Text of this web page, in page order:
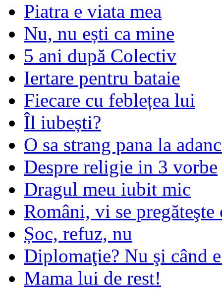
Piatra e viata mea
Nu, nu ești ca mine
5 ani după Colectiv
Iertare pentru bataie
Fiecare cu feblețea lui
Îl iubești?
O sa strang pana la
Despre religie in 3 vorbe
Dragul meu iubit mic
Români, vi se pregăteşte
Șoc, refuz, nu
Diplomaţie? Nu şi când
Mama lui de rest!